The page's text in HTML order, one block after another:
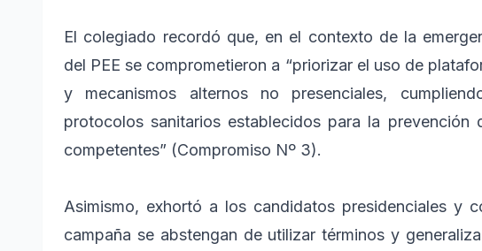
El colegiado recordó que, en el contexto de la
del PEE se comprometieron a “priorizar el uso de
y mecanismos alternos no presenciales,
protocolos sanitarios establecidos para la prevención
competentes” (Compromiso Nº 3).
Asimismo, exhortó a los candidatos presidenciales y
campaña se abstengan de utilizar términos y